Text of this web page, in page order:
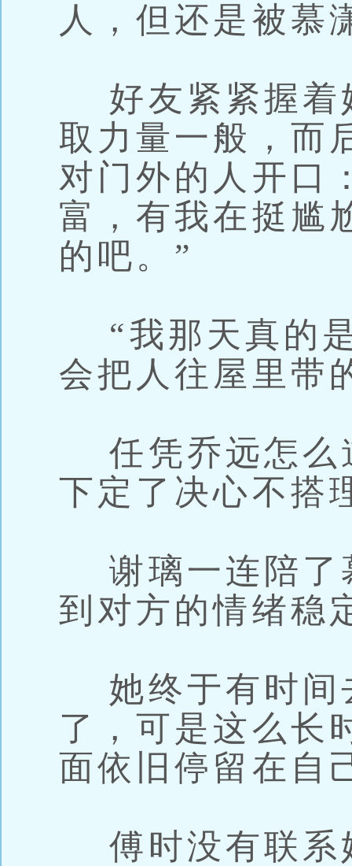
人，但还是被慕
好友紧紧握着
取力量一般，而
对门外的人开口
富，有我在挺尴
的吧。”
“我那天真的
会把人往屋里带
任凭乔远怎么
下定了决心不搭
谢璃一连陪了
到对方的情绪稳
她终于有时间
了，可是这么长
面依旧停留在自
傅时没有联系